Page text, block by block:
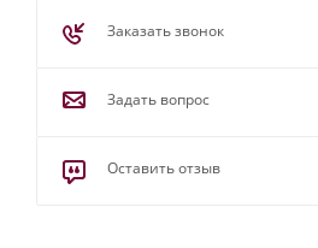
Заказать звонок
Задать вопрос
Оставить отзыв